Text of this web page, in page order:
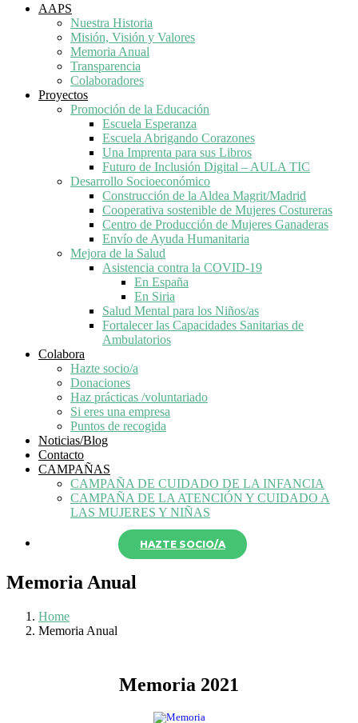
AAPS
Nuestra Historia
Misión, Visión y Valores
Memoria Anual
Transparencia
Colaboradores
Proyectos
Promoción de la Educación
Escuela Esperanza
Escuela Abrigando Corazones
Una Imprenta para sus Libros
Futuro de Inclusión Digital – AULA TIC
Desarrollo Socioeconómico
Construcción de la Aldea Magrit/Madrid
Cooperativa sostenible de Mujeres Costureras
Centro de Producción de Mujeres Ganaderas
Envío de Ayuda Humanitaria
Mejora de la Salud
Asistencia contra la COVID-19
En España
En Siria
Salud Mental para los Niños/as
Fortalecer las Capacidades Sanitarias de
Ambulatorios
Colabora
Hazte socio/a
Donaciones
Haz prácticas /voluntariado
Si eres una empresa
Puntos de recogida
Noticias/Blog
Contacto
CAMPAÑAS
CAMPAÑA DE CUIDADO DE LA INFANCIA
CAMPAÑA DE LA ATENCIÓN Y CUIDADO A
LAS MUJERES Y NIÑAS
HAZTE SOCIO/A
Memoria Anual
Home
Memoria Anual
Memoria 2021